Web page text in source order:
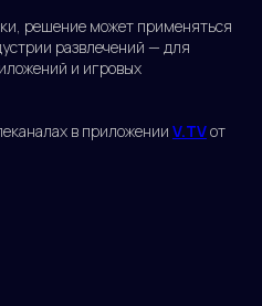
решение может применяться
развлечений — для
и игровых
в приложении V.TVот